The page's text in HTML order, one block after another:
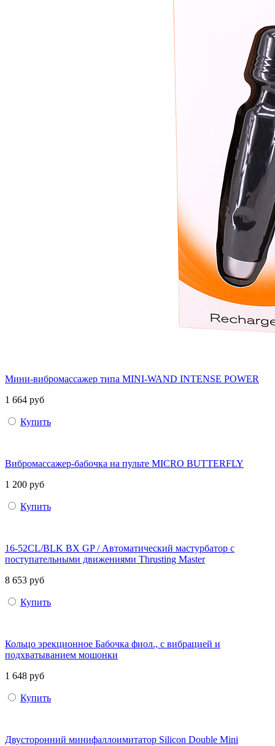
Мини-вибромассажер типа MINI-WAND INTENSE POWER
1 664 руб
Купить
Вибромассажер-бабочка на пульте MICRO BUTTERFLY
1 200 руб
Купить
16-52CL/BLK BX GP / Автоматический мастурбатор с
поступательными движениями Thrusting Master
8 653 руб
Купить
Кольцо эрекционное Бабочка фиол., с вибрацией и
подхватыванием мошонки
1 648 руб
Купить
Двусторонний минифаллоимитатор Silicon Double Mini